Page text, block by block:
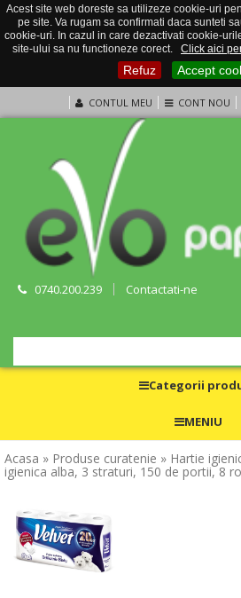
Acest site web doreste sa utilizeze cookie-uri
pe site. Va rugam sa confirmati daca sunteti
cookie-uri. In cazul in care dezactivati cookie-
site-ului sa nu functioneze corect.
Click aici
Refuz Accept
CONTUL MEU CONT NOU
0740.200.239 Contactati-ne
Categorii
MENIU
Acasa » Produse curatenie » Hartie
igienica alba, 3 straturi, 150 de portii, 8